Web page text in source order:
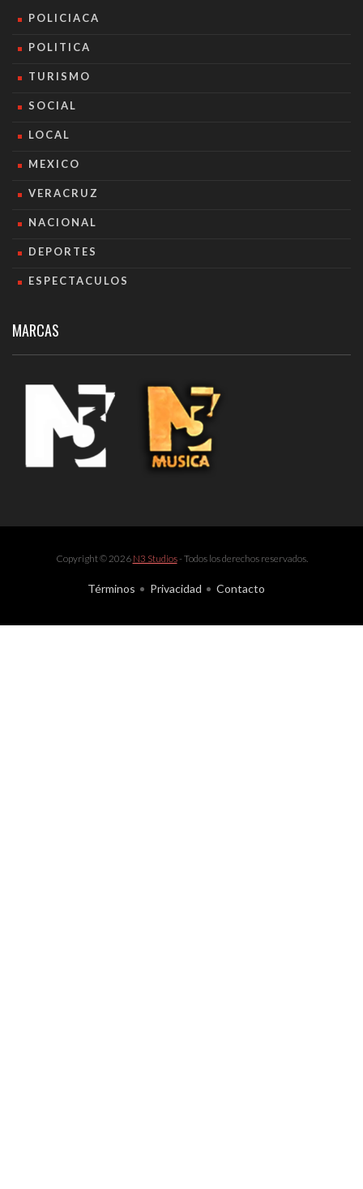
POLICIACA
POLITICA
TURISMO
SOCIAL
LOCAL
MEXICO
VERACRUZ
NACIONAL
DEPORTES
ESPECTACULOS
MARCAS
Copyright © 2026 N3 Studios- Todos los derechos reservados.
Términos Privacidad Contacto